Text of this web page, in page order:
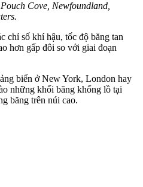
Cove, Newfoundland,
chỉ số khí hậu, tốc độ băng tan
hơn gấp đôi so với giai đoạn
biển ở New York, London hay
những khối băng khổng lồ tại
băng trên núi cao.